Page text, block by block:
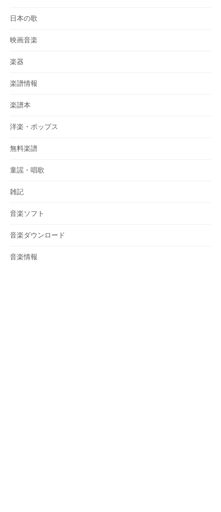
日本の歌
映画音楽
楽器
楽譜情報
楽譜本
洋楽・ポップス
無料楽譜
童謡・唱歌
雑記
音楽ソフト
音楽ダウンロード
音楽情報